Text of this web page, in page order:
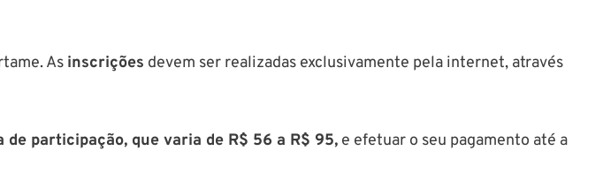
As inscrições devem ser realizadas exclusivamente pela internet, através
de participação, que varia de R$ 56 a R$ 95,e efetuar o seu pagamento até a